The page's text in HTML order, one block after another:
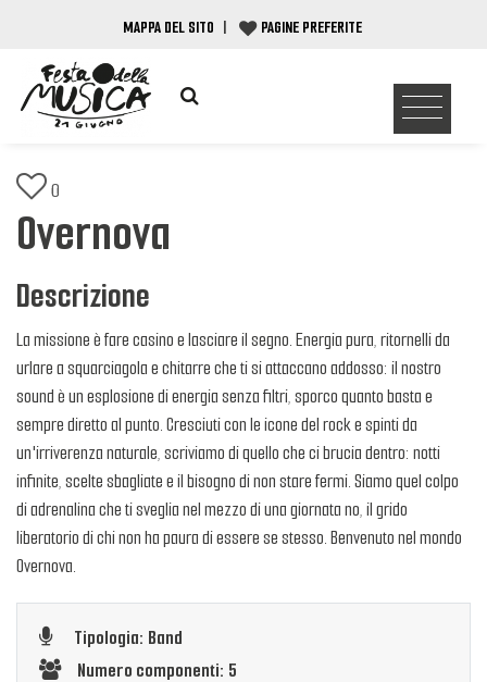
MAPPA DEL SITO | PAGINE PREFERITE
0
Overnova
Descrizione
La missione è fare casino e lasciare il segno. Energia pura, ritornelli da
urlare a squarciagola e chitarre che ti si attaccano addosso: il nostro
sound è un esplosione di energia senza filtri, sporco quanto basta e
sempre diretto al punto. Cresciuti con le icone del rock e spinti da
un'irriverenza naturale, scriviamo di quello che ci brucia dentro: notti
infinite, scelte sbagliate e il bisogno di non stare fermi. Siamo quel colpo
di adrenalina che ti sveglia nel mezzo di una giornata no, il grido
liberatorio di chi non ha paura di essere se stesso. Benvenuto nel mondo
Overnova.
Tipologia: Band
Numero componenti: 5